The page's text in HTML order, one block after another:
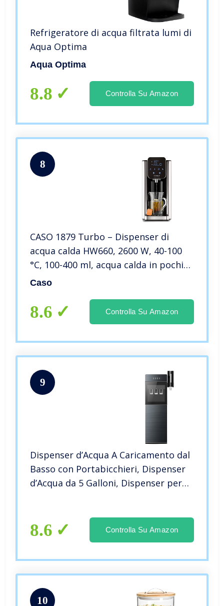
Refrigeratore di acqua filtrata lumi di
Aqua Optima
Aqua Optima
8.8 Controlla Su Amazon
8
CASO 1879 Turbo – Dispenser di
acqua calda HW660, 2600 W, 40-100
°C, 100-400 ml, acqua calda in pochi
secondi, efficiente e a risparmio
Caso
8.6 Controlla Su Amazon
9
Dispenser d’Acqua A Caricamento dal
Basso con Portabicchieri, Dispenser
d’Acqua da 5 Galloni, Dispenser per
Dormitorio
8.6 Controlla Su Amazon
10